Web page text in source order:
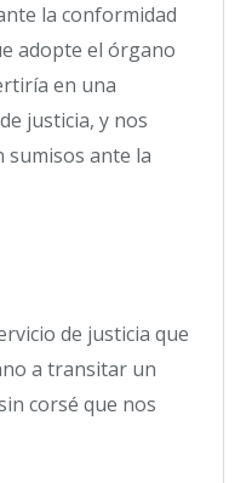
la conformidad
adopte el órgano
en una
justicia, y nos
sumisos ante la
de justicia que
a transitar un
corsé que nos